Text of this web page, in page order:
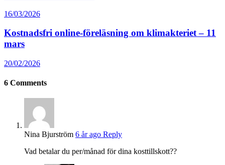
16/03/2026
Kostnadsfri online-föreläsning om klimakteriet – 11
mars
20/02/2026
6 Comments
Nina Bjurström 6 år ago Reply
Vad betalar du per/månad för dina kosttillskott??